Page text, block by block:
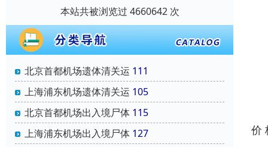
本站共被浏览过 4660642 次
北京首都机场遗体清关运 111
上海浦东机场遗体清关运 105
北京首都机场出入境尸体 115
上海浦东机场出入境尸体 127
价